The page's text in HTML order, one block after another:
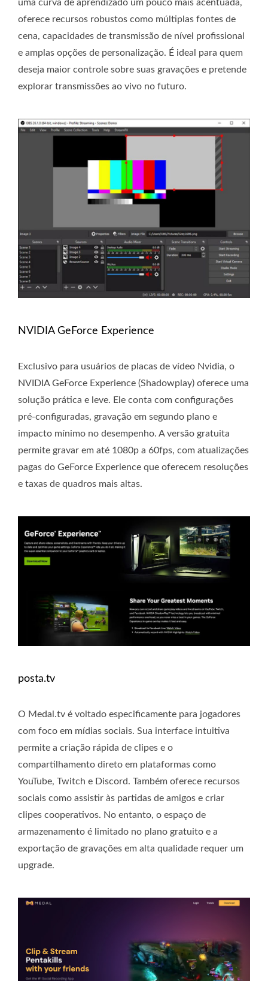
uma curva de aprendizado um pouco mais acentuada,
oferece recursos robustos como múltiplas fontes de
cena, capacidades de transmissão de nível profissional
e amplas opções de personalização. É ideal para quem
deseja maior controle sobre suas gravações e pretende
explorar transmissões ao vivo no futuro.
NVIDIA GeForce Experience
Exclusivo para usuários de placas de vídeo Nvidia, o
NVIDIA GeForce Experience (Shadowplay) oferece uma
solução prática e leve. Ele conta com configurações
pré-configuradas, gravação em segundo plano e
impacto mínimo no desempenho. A versão gratuita
permite gravar em até 1080p a 60fps, com atualizações
pagas do GeForce Experience que oferecem resoluções
e taxas de quadros mais altas.
posta.tv
O Medal.tv é voltado especificamente para jogadores
com foco em mídias sociais. Sua interface intuitiva
permite a criação rápida de clipes e o
compartilhamento direto em plataformas como
YouTube, Twitch e Discord. Também oferece recursos
sociais como assistir às partidas de amigos e criar
clipes cooperativos. No entanto, o espaço de
armazenamento é limitado no plano gratuito e a
exportação de gravações em alta qualidade requer um
upgrade.